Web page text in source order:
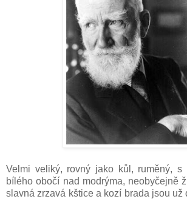
Velmi veliký, rovný jako kůl, ruměný, s
bílého obočí nad modrýma, neobyčejně
slavná zrzavá kštice a kozí brada jsou už